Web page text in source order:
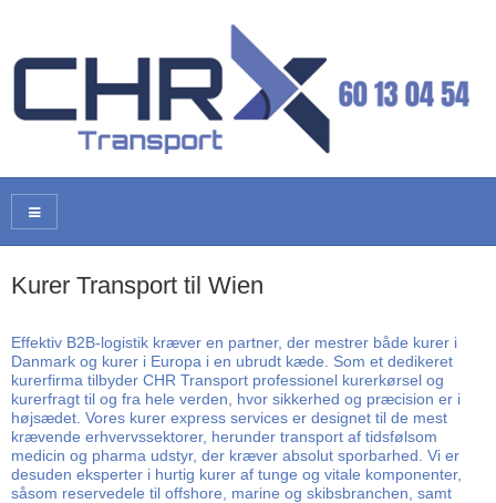
Kurer Transport til Wien
Effektiv B2B-logistik kræver en partner, der mestrer både kurer i
Danmark og kurer i Europa i en ubrudt kæde. Som et dedikeret
kurerfirma tilbyder CHR Transport professionel kurerkørsel og
kurerfragt til og fra hele verden, hvor sikkerhed og præcision er i
højsædet. Vores kurer express services er designet til de mest
krævende erhvervssektorer, herunder transport af tidsfølsom
medicin og pharma udstyr, der kræver absolut sporbarhed. Vi er
desuden eksperter i hurtig kurer af tunge og vitale komponenter,
såsom reservedele til offshore, marine og skibsbranchen, samt